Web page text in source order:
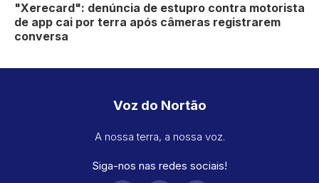
"Xerecard": denúncia de estupro contra motorista
de app cai por terra após câmeras registrarem
conversa
Voz do Nortão
A nossa terra, a nossa voz.
Siga-nos nas redes sociais!